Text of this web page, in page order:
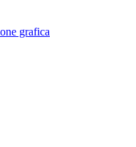
grafica